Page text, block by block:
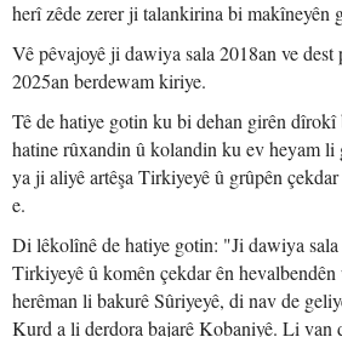
herî zêde zerer ji talankirina bi makîneyên
Vê pêvajoyê ji dawiya sala 2018an ve dest
2025an berdewam kiriye.
Tê de hatiye gotin ku bi dehan girên dîrokî
hatine rûxandin û kolandin ku ev heyam
ya ji aliyê artêşa Tirkiyeyê û grûpên
e.
Di lêkolînê de hatiye gotin: "Ji dawiya sala
Tirkiyeyê û komên çekdar ên hevalbendên
herêman li bakurê Sûriyeyê, di nav de
Kurd a li derdora bajarê Kobaniyê. Li van